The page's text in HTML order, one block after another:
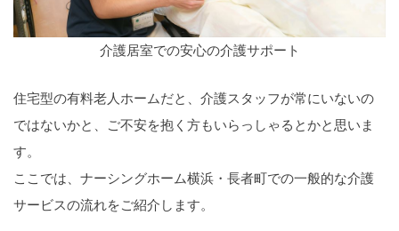
介護居室での安心の介護サポート
住宅型の有料老人ホームだと、介護スタッフが常にいないの
ではないかと、ご不安を抱く方もいらっしゃるとかと思いま
す。
ここでは、ナーシングホーム横浜・長者町での一般的な介護
サービスの流れをご紹介します。